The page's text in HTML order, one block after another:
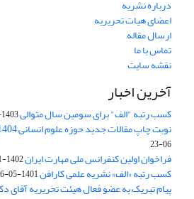
درباره نشریه
اعضای هیات تحریریه
ارسال مقاله
تماس با ما
نقشه سایت
آخرین اخبار
کسب رتبه "الف" برای سومین سال متوالی1403-02-01
نوبت چاپ مقالات جدید حوزه علوم انسانی 1404و به بعد خواهد بود
06-23
فراخوان اولین کنفرانس ملی مهارت ایران1402-01-28
کسب رتبه «الف» نشریه علمی کارافن1401-05-06
پیام تبریک به عضو فعال هیئت تحریریه آقای